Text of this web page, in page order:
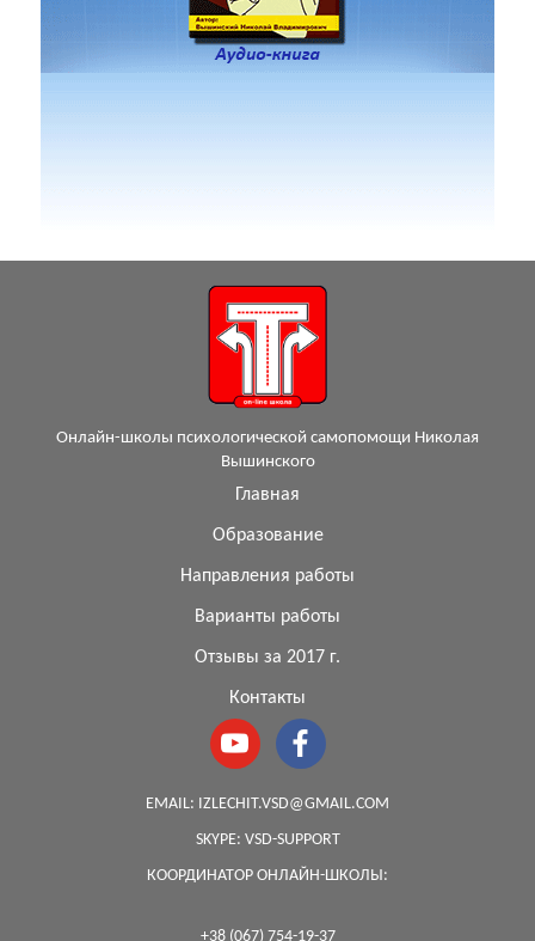
Онлайн-школы психологической самопомощи Николая
Вышинского
Главная
Образование
Направления работы
Варианты работы
Отзывы за 2017 г.
Контакты
EMAIL: IZLECHIT.VSD@GMAIL.COM
SKYPE: VSD-SUPPORT
КООРДИНАТОР ОНЛАЙН-ШКОЛЫ:
+38 (067) 754-19-37